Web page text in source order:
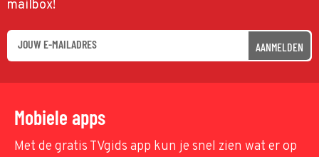
mailbox!
AANMELDEN
Mobiele apps
Met de gratis TVgids app kun je snel zien wat er op